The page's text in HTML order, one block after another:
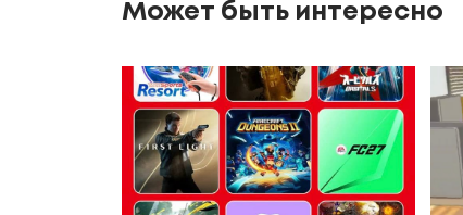
Может быть интересно